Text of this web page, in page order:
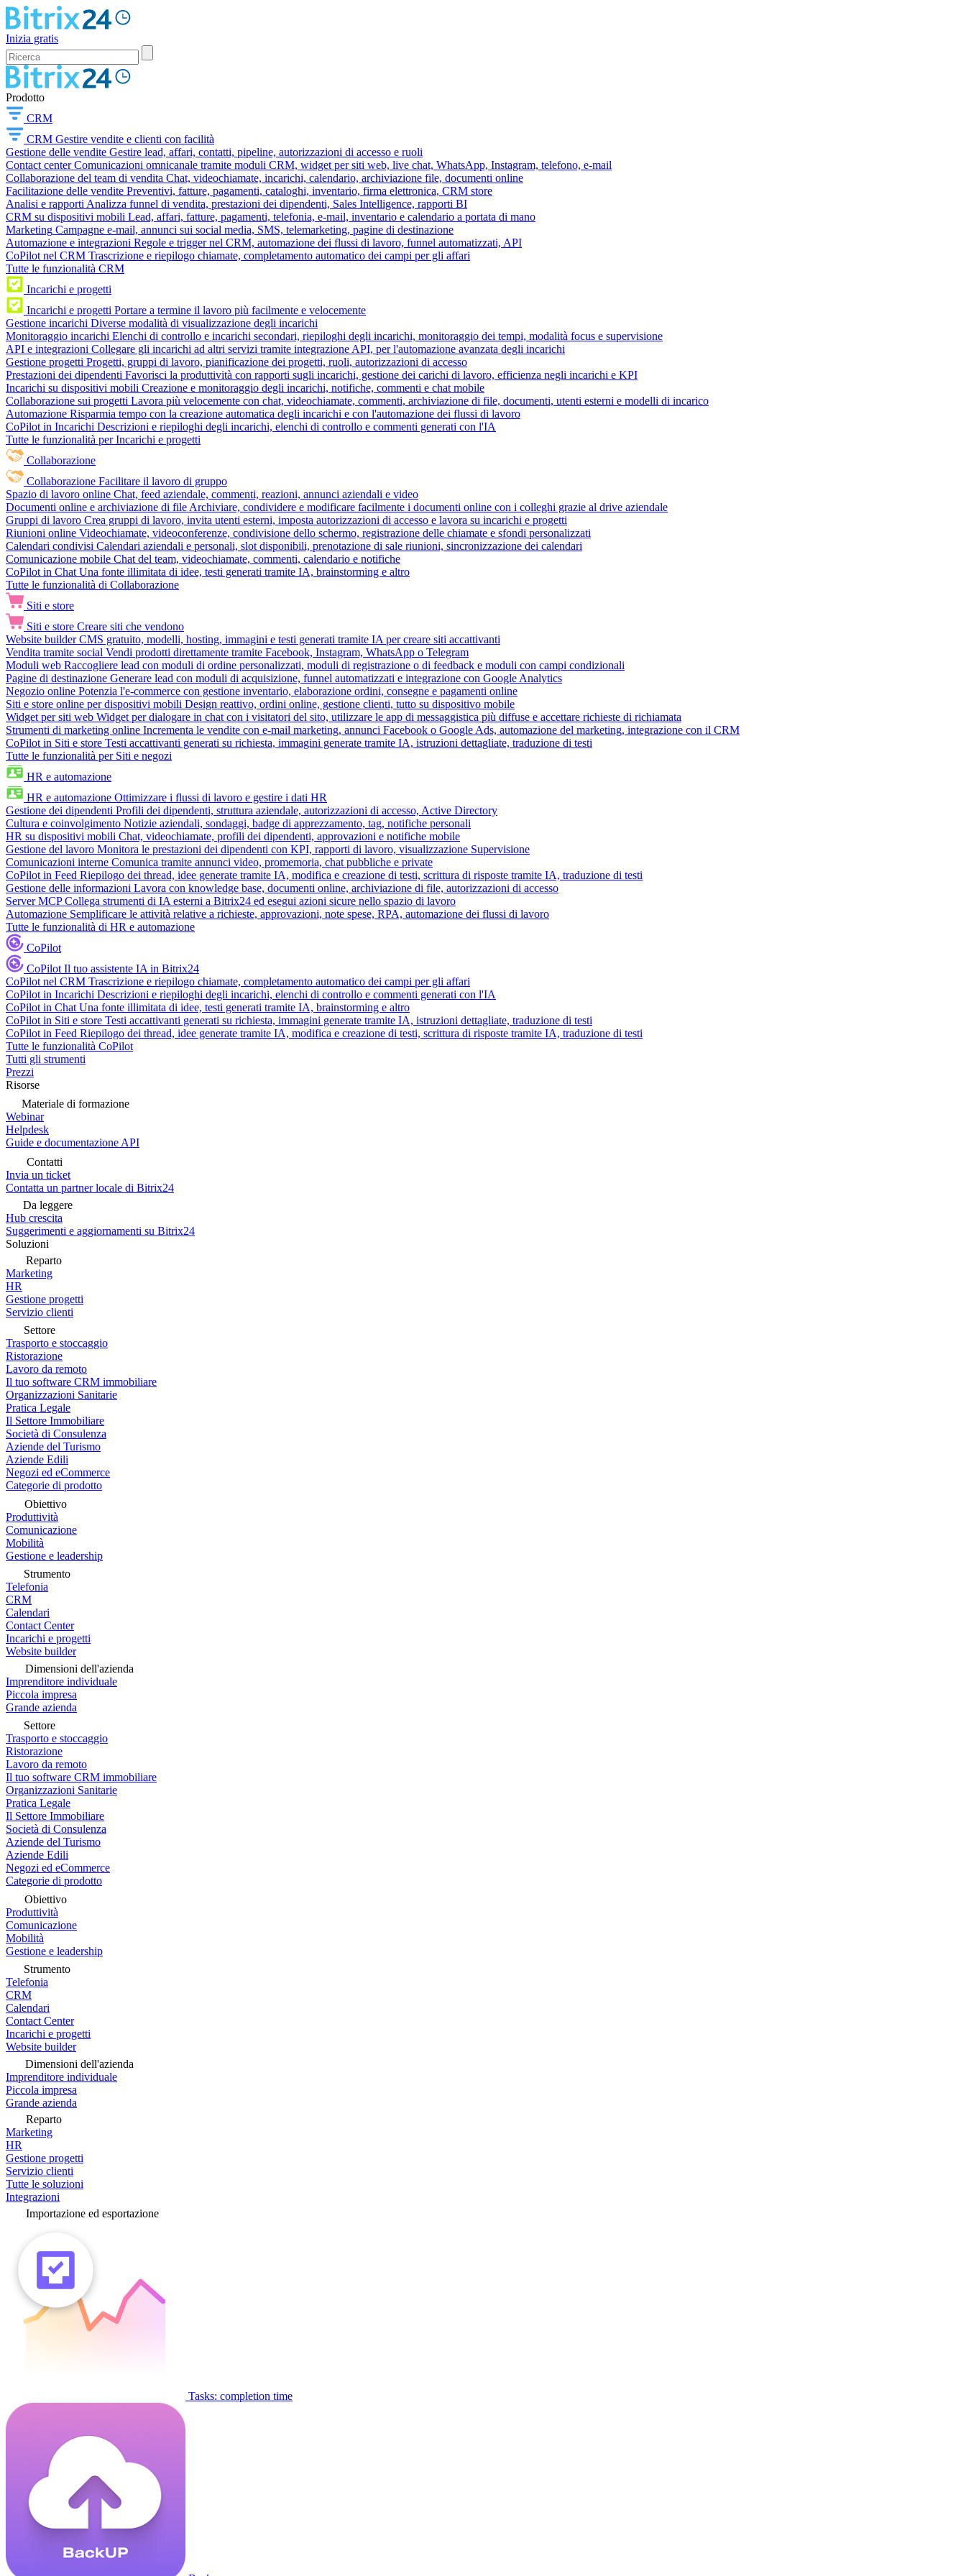
Inizia gratis
Prodotto
CRM
CRM Gestire vendite e clienti con facilità
Gestione delle vendite Gestire lead, affari, contatti, pipeline, autorizzazioni di accesso e ruoli
Contact center Comunicazioni omnicanale tramite moduli CRM, widget per siti web, live chat, WhatsApp, Instagram, telefono, e-mail
Collaborazione del team di vendita Chat, videochiamate, incarichi, calendario, archiviazione file, documenti online
Facilitazione delle vendite Preventivi, fatture, pagamenti, cataloghi, inventario, firma elettronica, CRM store
Analisi e rapporti Analizza funnel di vendita, prestazioni dei dipendenti, Sales Intelligence, rapporti BI
CRM su dispositivi mobili Lead, affari, fatture, pagamenti, telefonia, e-mail, inventario e calendario a portata di mano
Marketing Campagne e-mail, annunci sui social media, SMS, telemarketing, pagine di destinazione
Automazione e integrazioni Regole e trigger nel CRM, automazione dei flussi di lavoro, funnel automatizzati, API
CoPilot nel CRM Trascrizione e riepilogo chiamate, completamento automatico dei campi per gli affari
Tutte le funzionalità CRM
Incarichi e progetti
Incarichi e progetti Portare a termine il lavoro più facilmente e velocemente
Gestione incarichi Diverse modalità di visualizzazione degli incarichi
Monitoraggio incarichi Elenchi di controllo e incarichi secondari, riepiloghi degli incarichi, monitoraggio dei tempi, modalità focus e supervisione
API e integrazioni Collegare gli incarichi ad altri servizi tramite integrazione API, per l'automazione avanzata degli incarichi
Gestione progetti Progetti, gruppi di lavoro, pianificazione dei progetti, ruoli, autorizzazioni di accesso
Prestazioni dei dipendenti Favorisci la produttività con rapporti sugli incarichi, gestione dei carichi di lavoro, efficienza negli incarichi e KPI
Incarichi su dispositivi mobili Creazione e monitoraggio degli incarichi, notifiche, commenti e chat mobile
Collaborazione sui progetti Lavora più velocemente con chat, videochiamate, commenti, archiviazione di file, documenti, utenti esterni e modelli di incarico
Automazione Risparmia tempo con la creazione automatica degli incarichi e con l'automazione dei flussi di lavoro
CoPilot in Incarichi Descrizioni e riepiloghi degli incarichi, elenchi di controllo e commenti generati con l'IA
Tutte le funzionalità per Incarichi e progetti
Collaborazione
Collaborazione Facilitare il lavoro di gruppo
Spazio di lavoro online Chat, feed aziendale, commenti, reazioni, annunci aziendali e video
Documenti online e archiviazione di file Archiviare, condividere e modificare facilmente i documenti online con i colleghi grazie al drive aziendale
Gruppi di lavoro Crea gruppi di lavoro, invita utenti esterni, imposta autorizzazioni di accesso e lavora su incarichi e progetti
Riunioni online Videochiamate, videoconferenze, condivisione dello schermo, registrazione delle chiamate e sfondi personalizzati
Calendari condivisi Calendari aziendali e personali, slot disponibili, prenotazione di sale riunioni, sincronizzazione dei calendari
Comunicazione mobile Chat del team, videochiamate, commenti, calendario e notifiche
CoPilot in Chat Una fonte illimitata di idee, testi generati tramite IA, brainstorming e altro
Tutte le funzionalità di Collaborazione
Siti e store
Siti e store Creare siti che vendono
Website builder CMS gratuito, modelli, hosting, immagini e testi generati tramite IA per creare siti accattivanti
Vendita tramite social Vendi prodotti direttamente tramite Facebook, Instagram, WhatsApp o Telegram
Moduli web Raccogliere lead con moduli di ordine personalizzati, moduli di registrazione o di feedback e moduli con campi condizionali
Pagine di destinazione Generare lead con moduli di acquisizione, funnel automatizzati e integrazione con Google Analytics
Negozio online Potenzia l'e-commerce con gestione inventario, elaborazione ordini, consegne e pagamenti online
Siti e store online per dispositivi mobili Design reattivo, ordini online, gestione clienti, tutto su dispositivo mobile
Widget per siti web Widget per dialogare in chat con i visitatori del sito, utilizzare le app di messaggistica più diffuse e accettare richieste di richiamata
Strumenti di marketing online Incrementa le vendite con e-mail marketing, annunci Facebook o Google Ads, automazione del marketing, integrazione con il CRM
CoPilot in Siti e store Testi accattivanti generati su richiesta, immagini generate tramite IA, istruzioni dettagliate, traduzione di testi
Tutte le funzionalità per Siti e negozi
HR e automazione
HR e automazione Ottimizzare i flussi di lavoro e gestire i dati HR
Gestione dei dipendenti Profili dei dipendenti, struttura aziendale, autorizzazioni di accesso, Active Directory
Cultura e coinvolgimento Notizie aziendali, sondaggi, badge di apprezzamento, tag, notifiche personali
HR su dispositivi mobili Chat, videochiamate, profili dei dipendenti, approvazioni e notifiche mobile
Gestione del lavoro Monitora le prestazioni dei dipendenti con KPI, rapporti di lavoro, visualizzazione Supervisione
Comunicazioni interne Comunica tramite annunci video, promemoria, chat pubbliche e private
CoPilot in Feed Riepilogo dei thread, idee generate tramite IA, modifica e creazione di testi, scrittura di risposte tramite IA, traduzione di testi
Gestione delle informazioni Lavora con knowledge base, documenti online, archiviazione di file, autorizzazioni di accesso
Server MCP Collega strumenti di IA esterni a Bitrix24 ed esegui azioni sicure nello spazio di lavoro
Automazione Semplificare le attività relative a richieste, approvazioni, note spese, RPA, automazione dei flussi di lavoro
Tutte le funzionalità di HR e automazione
CoPilot
CoPilot Il tuo assistente IA in Bitrix24
CoPilot nel CRM Trascrizione e riepilogo chiamate, completamento automatico dei campi per gli affari
CoPilot in Incarichi Descrizioni e riepiloghi degli incarichi, elenchi di controllo e commenti generati con l'IA
CoPilot in Chat Una fonte illimitata di idee, testi generati tramite IA, brainstorming e altro
CoPilot in Siti e store Testi accattivanti generati su richiesta, immagini generate tramite IA, istruzioni dettagliate, traduzione di testi
CoPilot in Feed Riepilogo dei thread, idee generate tramite IA, modifica e creazione di testi, scrittura di risposte tramite IA, traduzione di testi
Tutte le funzionalità CoPilot
Tutti gli strumenti
Prezzi
Risorse
Materiale di formazione
Webinar
Helpdesk
Guide e documentazione API
Contatti
Invia un ticket
Contatta un partner locale di Bitrix24
Da leggere
Hub crescita
Suggerimenti e aggiornamenti su Bitrix24
Soluzioni
Reparto
Marketing
HR
Gestione progetti
Servizio clienti
Settore
Trasporto e stoccaggio
Ristorazione
Lavoro da remoto
Il tuo software CRM immobiliare
Organizzazioni Sanitarie
Pratica Legale
Il Settore Immobiliare
Società di Consulenza
Aziende del Turismo
Aziende Edili
Negozi ed eCommerce
Categorie di prodotto
Obiettivo
Produttività
Comunicazione
Mobilità
Gestione e leadership
Strumento
Telefonia
CRM
Calendari
Contact Center
Incarichi e progetti
Website builder
Dimensioni dell'azienda
Imprenditore individuale
Piccola impresa
Grande azienda
Settore
Trasporto e stoccaggio
Ristorazione
Lavoro da remoto
Il tuo software CRM immobiliare
Organizzazioni Sanitarie
Pratica Legale
Il Settore Immobiliare
Società di Consulenza
Aziende del Turismo
Aziende Edili
Negozi ed eCommerce
Categorie di prodotto
Obiettivo
Produttività
Comunicazione
Mobilità
Gestione e leadership
Strumento
Telefonia
CRM
Calendari
Contact Center
Incarichi e progetti
Website builder
Dimensioni dell'azienda
Imprenditore individuale
Piccola impresa
Grande azienda
Reparto
Marketing
HR
Gestione progetti
Servizio clienti
Tutte le soluzioni
Integrazioni
Importazione ed esportazione
Tasks: completion time